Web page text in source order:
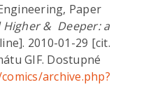
Paper
Higher & Deeper: a
2010-01-29 [cit.
GIF. Dostupné
archive.php?